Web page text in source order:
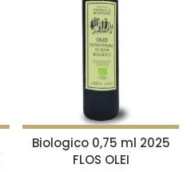
Biologico 0,75 ml 2025
FLOS OLEI